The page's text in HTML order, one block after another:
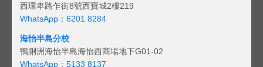
西環卑路乍街8號西寶城2樓219
WhatsApp：6201 8284
海怡半島分校
鴨脷洲海怡半島海怡西商場地下G01-02
WhatsApp：5133 8137